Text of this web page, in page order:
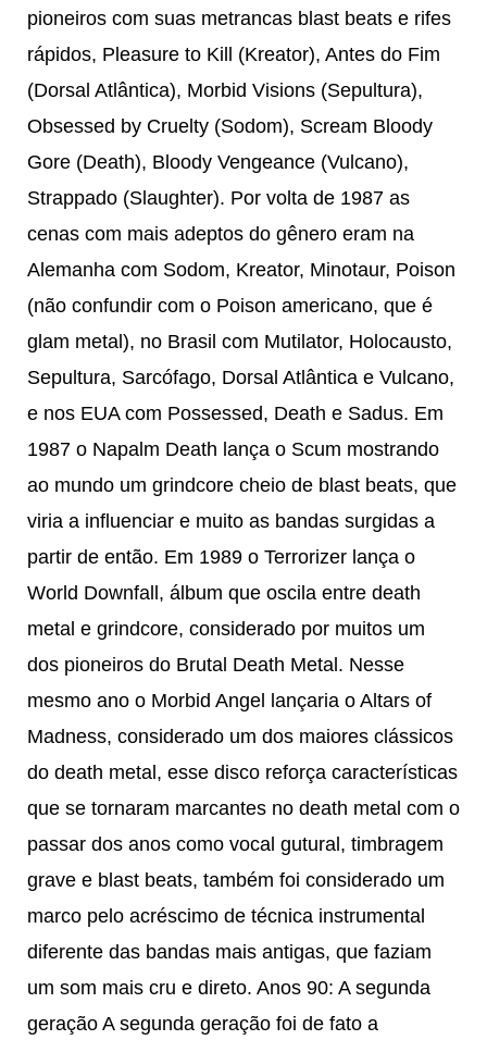
pioneiros com suas metrancas blast beats e rifes
rápidos, Pleasure to Kill (Kreator), Antes do Fim
(Dorsal Atlântica), Morbid Visions (Sepultura),
Obsessed by Cruelty (Sodom), Scream Bloody
Gore (Death), Bloody Vengeance (Vulcano),
Strappado (Slaughter). Por volta de 1987 as
cenas com mais adeptos do gênero eram na
Alemanha com Sodom, Kreator, Minotaur, Poison
(não confundir com o Poison americano, que é
glam metal), no Brasil com Mutilator, Holocausto,
Sepultura, Sarcófago, Dorsal Atlântica e Vulcano,
e nos EUA com Possessed, Death e Sadus. Em
1987 o Napalm Death lança o Scum mostrando
ao mundo um grindcore cheio de blast beats, que
viria a influenciar e muito as bandas surgidas a
partir de então. Em 1989 o Terrorizer lança o
World Downfall, álbum que oscila entre death
metal e grindcore, considerado por muitos um
dos pioneiros do Brutal Death Metal. Nesse
mesmo ano o Morbid Angel lançaria o Altars of
Madness, considerado um dos maiores clássicos
do death metal, esse disco reforça características
que se tornaram marcantes no death metal com o
passar dos anos como vocal gutural, timbragem
grave e blast beats, também foi considerado um
marco pelo acréscimo de técnica instrumental
diferente das bandas mais antigas, que faziam
um som mais cru e direto. Anos 90: A segunda
geração A segunda geração foi de fato a